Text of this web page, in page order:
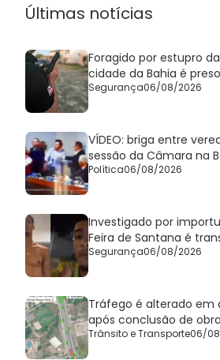
Últimas notícias
Foragido por estupro
cidade da Bahia é
Segurança06/08/2026
VÍDEO: briga entre
sessão da Câmara na
Política06/08/2026
Investigado por
Feira de Santana é
Segurança06/08/2026
Tráfego é alterado em
após conclusão de
Trânsito e Transporte06/